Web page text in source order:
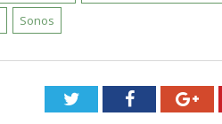
Sonos
TwitterFacebook